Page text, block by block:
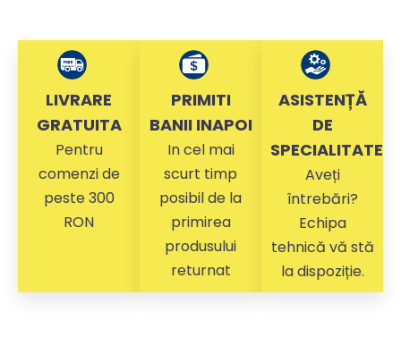
LIVRARE
GRATUITA
Pentru
comenzi de
peste 300
RON
PRIMITI
BANII INAPOI
In cel mai
scurt timp
posibil de la
primirea
produsului
returnat
ASISTENȚĂ
DE
SPECIALITATE
Aveți
întrebări?
Echipa
tehnică vă stă
la dispoziție.